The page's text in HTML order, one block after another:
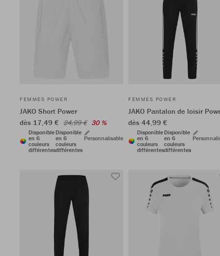
FEMMES POWER
JAKO Short Power
dès 17,49 € 24,99 € 30 %
Disponible
en 6
couleurs
différentes
Disponible
en 6
couleurs
différentes
Personnalisable
FEMMES POWER
JAKO Pantalon de loisir
dès 44,99 €
Disponible
en 6
couleurs
différentes
Disponible
en 6
couleurs
différentes